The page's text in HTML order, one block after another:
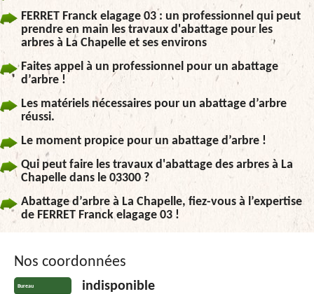
FERRET Franck elagage 03 : un professionnel qui peut
prendre en main les travaux d'abattage pour les
arbres à La Chapelle et ses environs
Faites appel à un professionnel pour un abattage
d’arbre !
Les matériels nécessaires pour un abattage d’arbre
réussi.
Le moment propice pour un abattage d’arbre !
Qui peut faire les travaux d'abattage des arbres à La
Chapelle dans le 03300 ?
Abattage d’arbre à La Chapelle, fiez-vous à l’expertise
de FERRET Franck elagage 03 !
Nos coordonnées
Bureau indisponible